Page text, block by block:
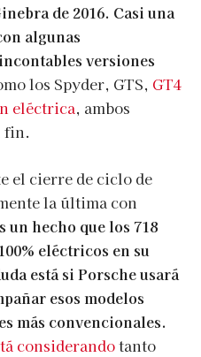
de 2016. Casi una
algunas
versiones
los Spyder, GTS, GT4
eléctrica, ambos
fin.
el cierre de ciclo de
la última con
un hecho que los 718
eléctricos en su
está si Porsche usará
esos modelos
más convencionales.
considerandotanto